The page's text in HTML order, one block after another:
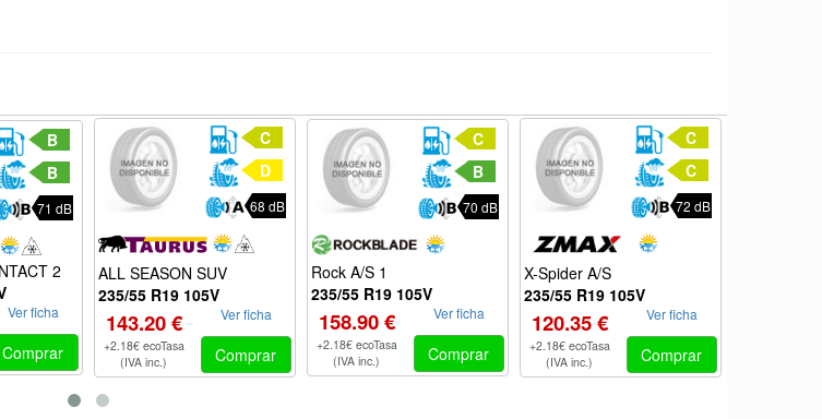
B
B
71 dB
2
Ver ficha
Comprar
C
D
68 dB
ALL SEASON SUV
235/55 R19 105V
143.20 €
+2.18€ ecoTasa
(IVA inc.)
Ver ficha
Comprar
C
B
70 dB
Rock A/S 1
235/55 R19 105V
158.90 €
+2.18€ ecoTasa
(IVA inc.)
Ver ficha
Comprar
C
C
72 dB
X-Spider A/S
235/55 R19 105V
120.35 €
+2.18€ ecoTasa
(IVA inc.)
Ver ficha
Comprar